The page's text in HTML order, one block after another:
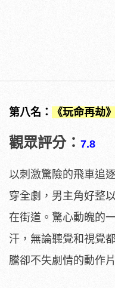
第八名： 《玩命再劫》
觀眾評分： 7.8
以刺激驚險的飛車追
穿全劇，男主角好整
在街道。驚心動魄的
汗，無論聽覺和視覺
騰卻不失劇情的動作